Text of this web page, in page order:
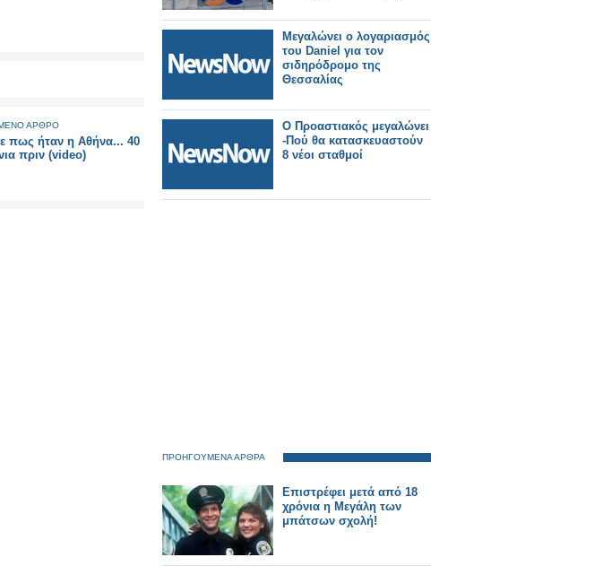
ΑΡΘΡΟ
πως ήταν η Αθήνα... 40
πριν (video)
Μεγαλώνει ο λογαριασμός
του Daniel για τον
σιδηρόδρομο της
Θεσσαλίας
Ο Προαστιακός μεγαλώνει
-Πού θα κατασκευαστούν
8 νέοι σταθμοί
ΠΡΟΗΓΟΥΜΕΝΑ ΑΡΘΡΑ
Επιστρέφει μετά από 18
χρόνια η Μεγάλη των
μπάτσων σχολή!